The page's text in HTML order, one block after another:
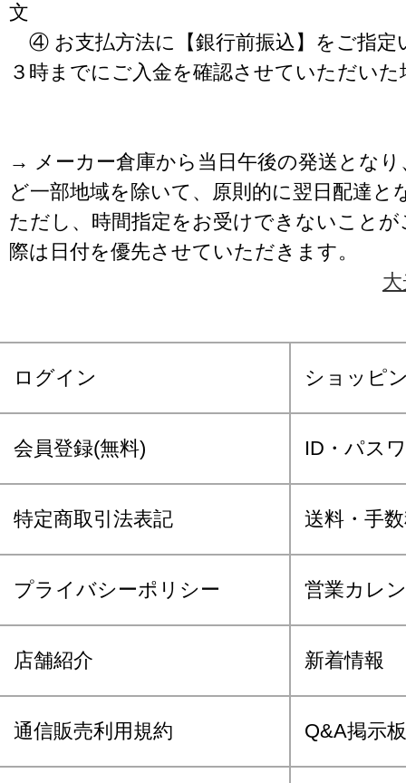
文
④ お支払方法に【銀行前振込】をご指定
３時までにご入金を確認させていただいた
→ メーカー倉庫から当日午後の発送となり
ど一部地域を除いて、原則的に翌日配達と
ただし、時間指定をお受けできないこと
際は日付を優先させていただきます。
ログイン ショッピ
会員登録(無料) ID・パス
特定商取引法表記 送料・手
プライバシーポリシー 営業カレ
店舗紹介 新着情報
通信販売利用規約 Q&A掲示板